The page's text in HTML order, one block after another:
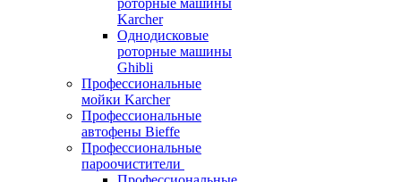
роторные машины
Karcher
Однодисковые
роторные машины
Ghibli
Профессиональные
мойки Karcher
Профессиональные
автофены Bieffe
Профессиональные
пароочистители